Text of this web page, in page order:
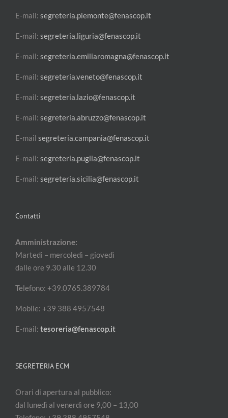
E-mail: segreteria.piemonte@fenascop.it
E-mail: segreteria.liguria@fenascop.it
E-mail: segreteria.emiliaromagna@fenascop.it
E-mail: segreteria.veneto@fenascop.it
E-mail: segreteria.lazio@fenascop.it
E-mail: segreteria.abruzzo@fenascop.it
E-mail segreteria.campania@fenascop.it
E-mail: segreteria.puglia@fenascop.it
E-mail: segreteria.sicilia@fenascop.it
Contatti
Amministrazione:
Martedì – mercoledì – giovedì
dalle ore 9.30 alle 12.30
Telefono: +39.0765.389784
Mobile: +39 388 4957548
E-mail: tesoreria@fenascop.it
SEGRETERIA ECM
Orari di apertura al pubblico:
dal lunedì al venerdì ore 9,00 – 13,00